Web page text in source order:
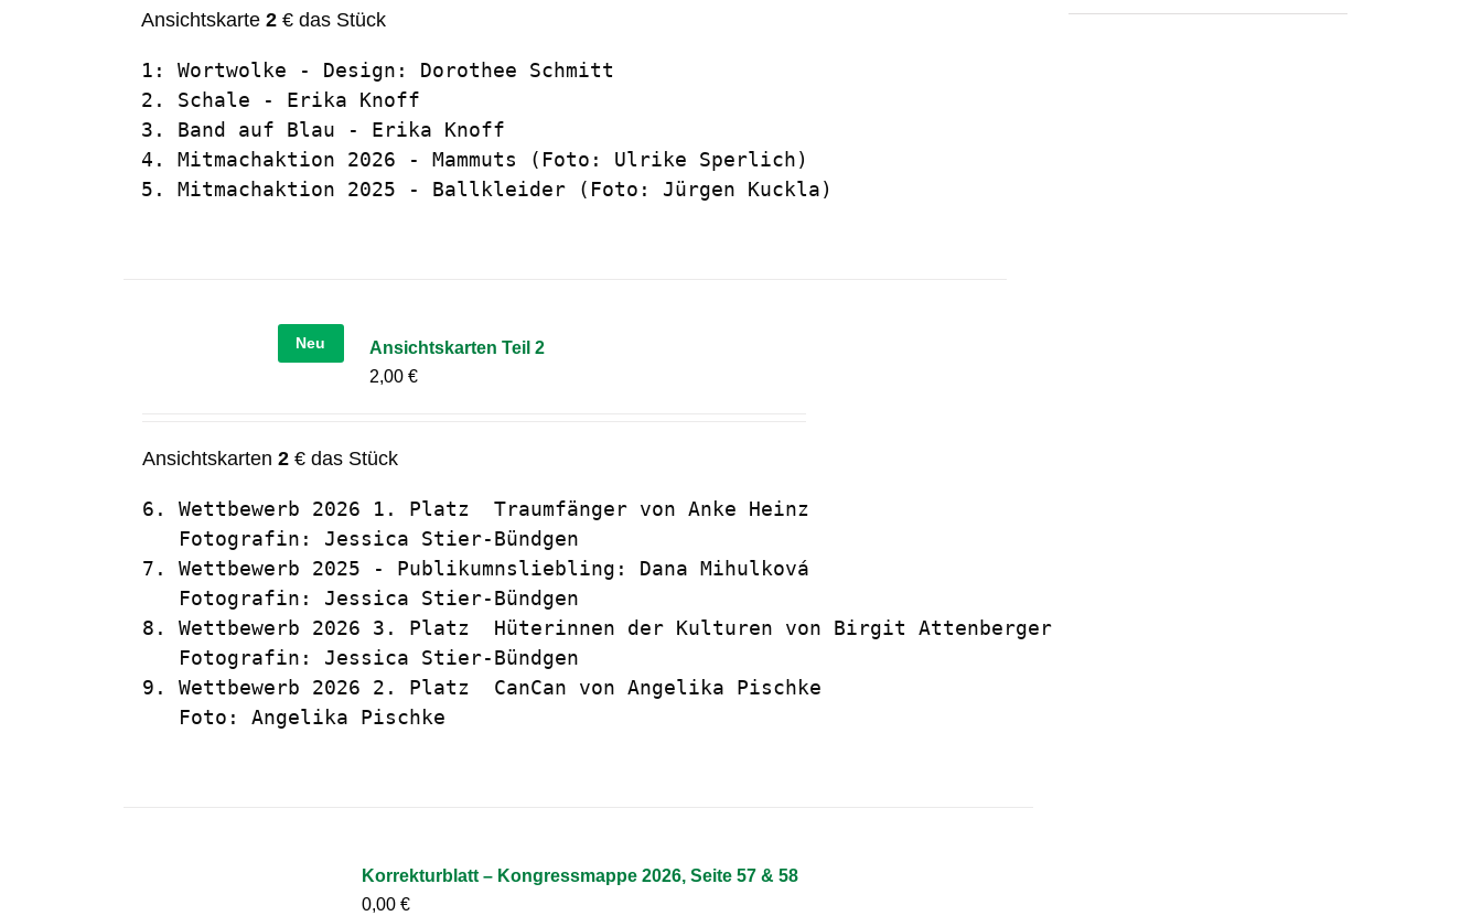
Ansichtskarte 2 € das Stück
1: Wortwolke - Design: Dorothee Schmitt
2. Schale - Erika Knoff
3. Band auf Blau - Erika Knoff
4. Mitmachaktion 2026 - Mammuts (Foto: Ulrike Sperlich)
5. Mitmachaktion 2025 - Ballkleider (Foto: Jürgen Kuckla)
Neu
Ansichtskarten Teil 2
2,00 €
Ansichtskarten 2€ das Stück
6. Wettbewerb 2026 1. Platz  Traumfänger von Anke Heinz
   Fotografin: Jessica Stier-Bündgen
7. Wettbewerb 2025 - Publikumnsliebling: Dana Mihulková
   Fotografin: Jessica Stier-Bündgen
8. Wettbewerb 2026 3. Platz  Hüterinnen der Kulturen von Birgit Attenberger
   Fotografin: Jessica Stier-Bündgen
9. Wettbewerb 2026 2. Platz  CanCan von Angelika Pischke
   Foto: Angelika Pischke
Korrekturblatt – Kongressmappe 2026, Seite 57 & 58
0,00€